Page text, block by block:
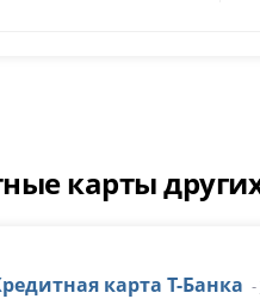
карты
карта Т-Банка -